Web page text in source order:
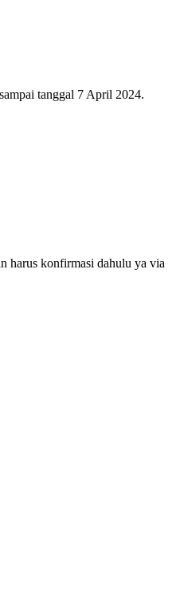
tanggal 7 April 2024.
harus konfirmasi dahulu ya via